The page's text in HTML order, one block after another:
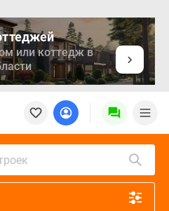
или коттедж в